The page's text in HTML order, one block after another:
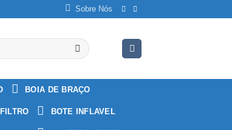
Sobre Nós
BOIA DE BRAÇO
BOTE INFLAVEL